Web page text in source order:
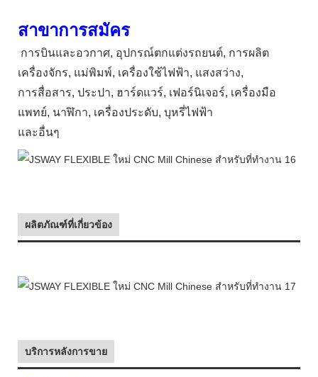
สาขาการสมัคร
การบินและอวกาศ, อุปกรณ์ตกแต่งรถยนต์, การผลิต
เครื่องจักร, แม่พิมพ์, เครื่องใช้ไฟฟ้า, แสงสว่าง,
การสื่อสาร, ประปา, ฮาร์ดแวร์, เฟอร์นิเจอร์, เครื่องมือ
แพทย์, นาฬิกา, เครื่องประดับ, บุหรี่ไฟฟ้า
และอื่นๆ
ผลิตภัณฑ์ที่เกี่ยวข้อง
บริการหลังการขาย